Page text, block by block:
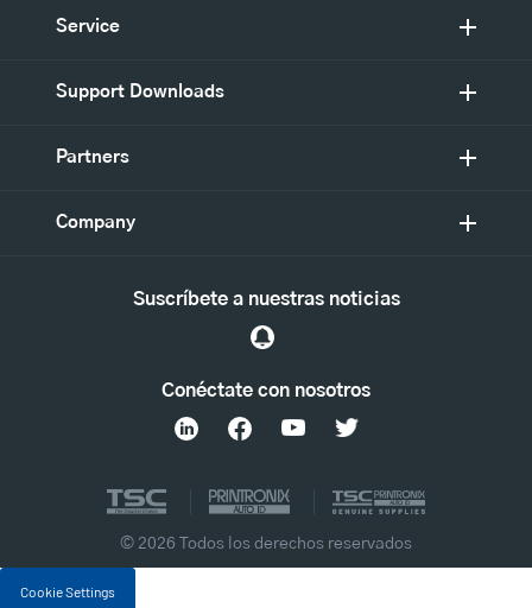
Service
Support Downloads
Partners
Company
Conéctate con nosotros
Suscríbete a nuestras noticias
© 2026 Todos los derechos reservados
Cookie Settings